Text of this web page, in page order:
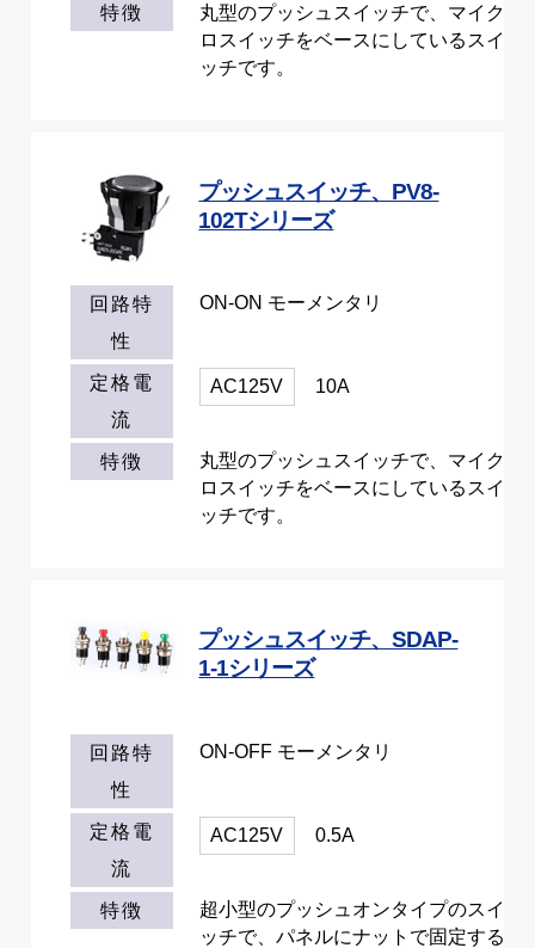
特徴
丸型のプッシュスイッチで、マイク
ロスイッチをベースにしているスイ
ッチです。
プッシュスイッチ、PV8-
102Tシリーズ
回路特
性
ON-ON モーメンタリ
定格電
流
AC125V 10A
特徴
丸型のプッシュスイッチで、マイク
ロスイッチをベースにしているスイ
ッチです。
プッシュスイッチ、SDAP-
1-1シリーズ
回路特
性
ON-OFF モーメンタリ
定格電
流
AC125V 0.5A
特徴
超小型のプッシュオンタイプのスイ
ッチで、パネルにナットで固定する